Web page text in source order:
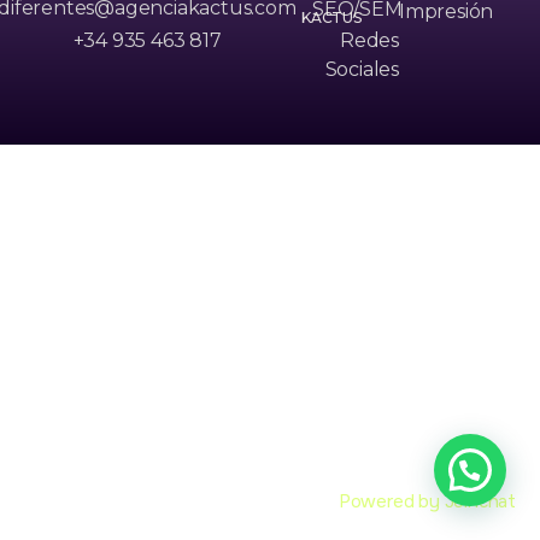
+34 935 463 817
SEO/SEM
Redes
Sociales
Impresión
KACTUS
Powered byJoinchat